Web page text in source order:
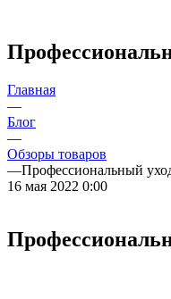
Главная
—
Блог
—
Обзоры товаров
—Профессиональный
16 мая 2022 0:00